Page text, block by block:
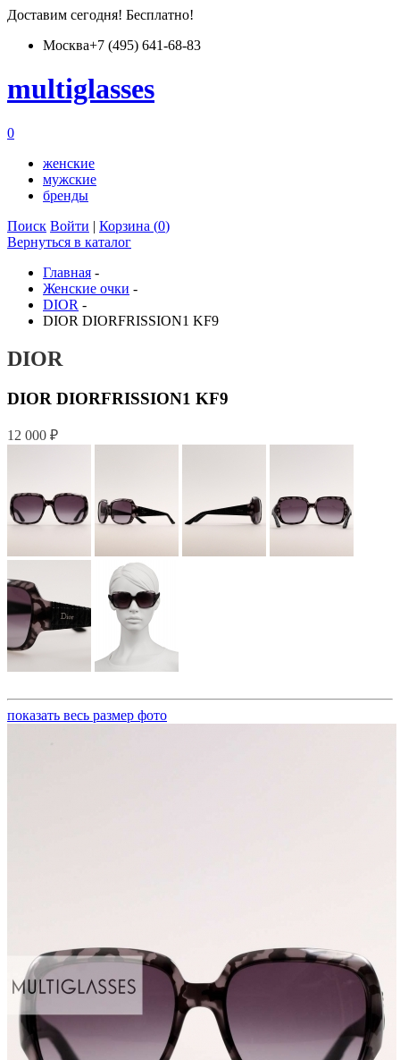
Доставим сегодня! Бесплатно!
Москва+7 (495) 641-68-83
multiglasses
0
женские
мужские
бренды
Поиск Войти | Корзина (0)
Вернуться в каталог
Главная -
Женские очки -
DIOR -
DIOR DIORFRISSION1 KF9
DIOR
DIOR DIORFRISSION1 KF9
12 000 ₽
показать весь размер фото